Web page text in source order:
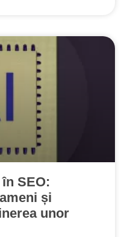
SEO:
și
unor